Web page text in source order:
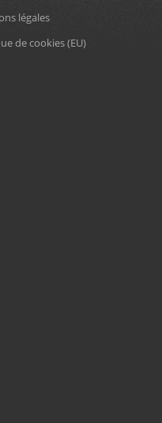
légales
de cookies (EU)